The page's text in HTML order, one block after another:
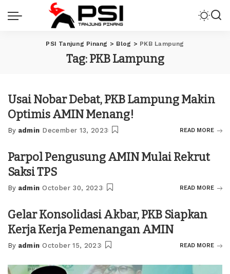
PSI Tanjung Pinang > Blog > PKB Lampung
Tag:PKB Lampung
Usai Nobar Debat, PKB Lampung Makin
Optimis AMIN Menang!
Posted
By admin December 13, 2023 READ MORE
Parpol Pengusung AMIN Mulai Rekrut
Saksi TPS
Posted
By admin October 30, 2023 READ MORE
Gelar Konsolidasi Akbar, PKB Siapkan
Kerja Kerja Pemenangan AMIN
Posted
By admin October 15, 2023 READ MORE